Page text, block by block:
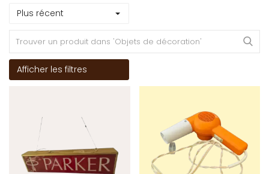
Plus récent
Afficher les filtres